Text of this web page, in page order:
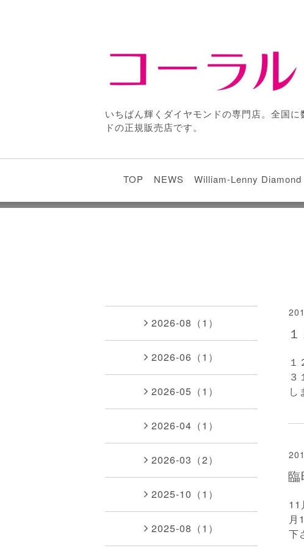
いちばん輝くダイヤモンドの専門店。全国
ドの正規販売店です。
TOP NEWS William-Lenny Diamond
１
３
し
11
月
下
2026-08（1）
2026-06（1）
2026-05（1）
2026-04（1）
2026-03（2）
2025-10（1）
2025-08（1）